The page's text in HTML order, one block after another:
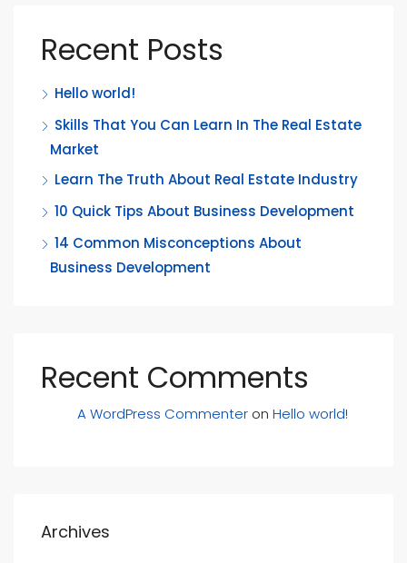
Recent Posts
Hello world!
Skills That You Can Learn In The Real Estate
Market
Learn The Truth About Real Estate Industry
10 Quick Tips About Business Development
14 Common Misconceptions About
Business Development
Recent Comments
A WordPress Commenter on Hello world!
Archives